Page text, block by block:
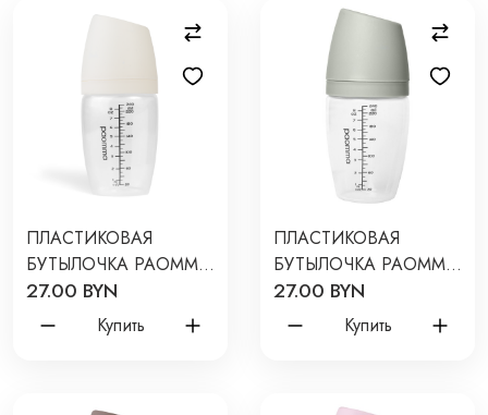
ПЛАСТИКОВАЯ
БУТЫЛОЧКА PAOMMA
240 МЛ ЦВЕТ:
BUTTERCREAM PB212
27.00 BYN
Купить
ПЛАСТИКОВАЯ
БУТЫЛОЧКА PAOMMA
240 МЛ ЦВЕТ: SAGE
27.00 BYN
Купить